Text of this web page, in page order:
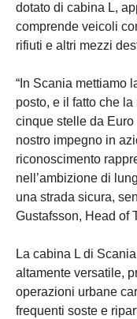
dotato di cabina L,
comprende veicoli
rifiuti e altri mezzi
“In Scania mettiamo
posto, e il fatto che
cinque stelle da Euro
nostro impegno in
riconoscimento
nell’ambizione di
una strada sicura,
Gustafsson, Head of
La cabina L di
altamente versatile,
operazioni urbane
frequenti soste e